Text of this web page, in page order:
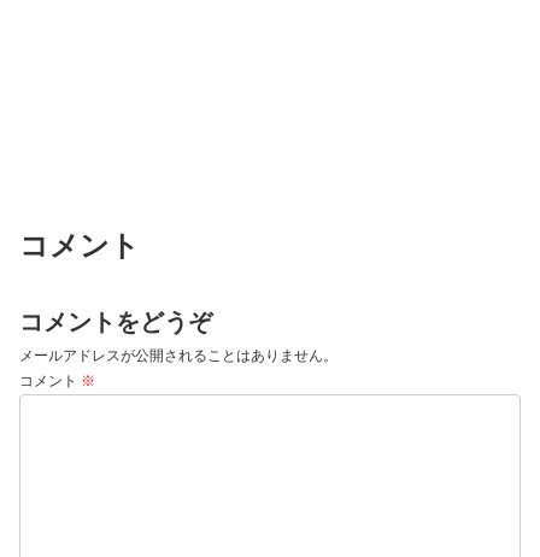
コメント
コメントをどうぞ
メールアドレスが公開されることはありません。
コメント ※